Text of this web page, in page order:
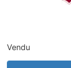
Vendu